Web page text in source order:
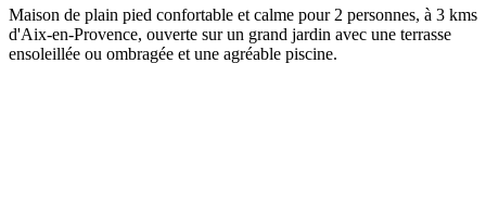
Maison de plain pied confortable et calme pour 2 personnes, à 3 kms
d'Aix-en-Provence, ouverte sur un grand jardin avec une terrasse
ensoleillée ou ombragée et une agréable piscine.